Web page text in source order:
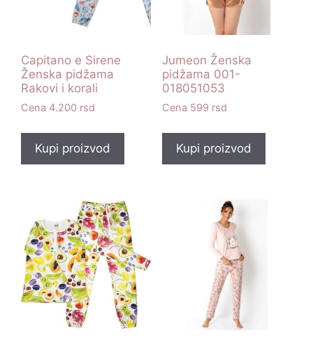
Capitano e Sirene
Ženska pidžama
Rakovi i korali
4.200 rsd
Kupi proizvod
Jumeon Ženska
pidžama 001-
018051053
599 rsd
Kupi proizvod